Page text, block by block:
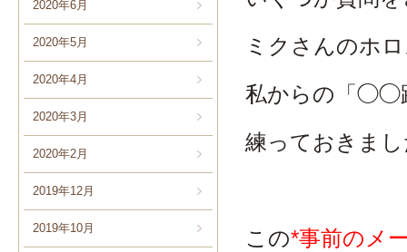
2020年6月
2020年5月
2020年4月
2020年3月
2020年2月
2019年12月
2019年10月
ミクさんのホ
私からの「◯◯
練っておきま
この*事前のメ